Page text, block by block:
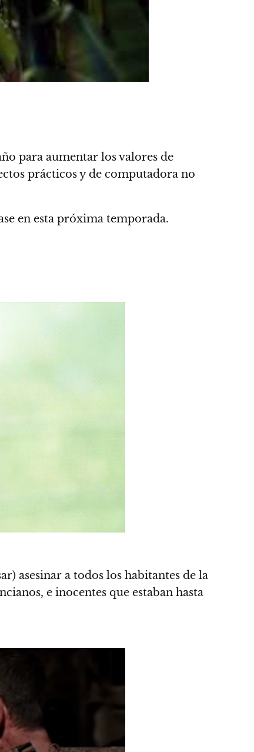
para aumentar los valores de
prácticos y de computadora no
en esta próxima temporada.
asesinar a todos los habitantes de la
e inocentes que estaban hasta